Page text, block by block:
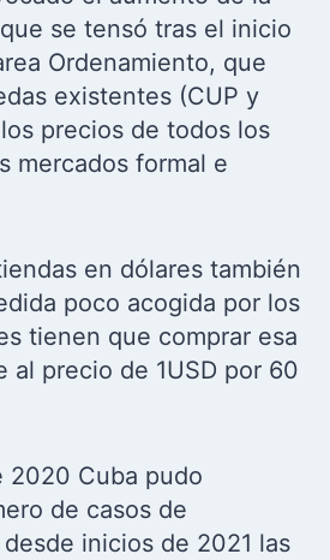
se tensó tras el inicio
Ordenamiento, que
existentes (CUP y
precios de todos los
mercados formal e
en dólares también
poco acogida por los
tienen que comprar esa
al precio de 1USD por 60
2020 Cuba pudo
de casos de
inicios de 2021 las